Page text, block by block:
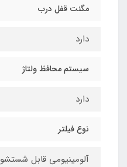
مگنت قفل درب
دارد
سیستم محافظ ولتاژ
دارد
نوع فیلتر
آلومینیومی قابل شستشو